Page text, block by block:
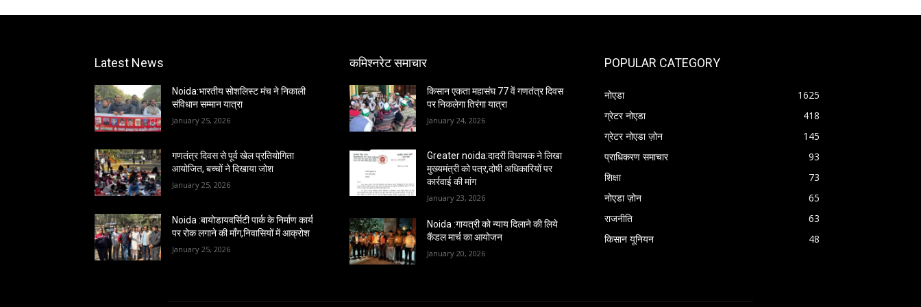
Latest News
Noida:भारतीय सोशलिस्ट मंच ने निकाली
संविधान सम्मान यात्रा
January 25, 2026
गणतंत्र दिवस से पूर्व खेल प्रतियोगिता
आयोजित, बच्चों ने दिखाया जोश
January 25, 2026
Noida :बायोडायवर्सिटी पार्क के निर्माण कार्य
पर रोक लगाने की माँग,निवासियों में आक्रोश
January 25, 2026
कमिश्नरेट समाचार
किसान एकता महासंघ 77 वें गणतंत्र दिवस
पर निकलेगा तिरंगा यात्रा
January 24, 2026
Greater noida:दादरी विधायक ने लिखा
मुख्यमंत्री को पत्र,दोषी अधिकारियों पर
कार्रवाई की मांग
January 23, 2026
Noida :गायत्री को न्याय दिलाने की लिये
कैंडल मार्च का आयोजन
January 20, 2026
POPULAR CATEGORY
नोएडा
1625
ग्रेटर नोएडा
418
ग्रेटर नोएडा ज़ोन
145
प्राधिकरण समाचार
93
शिक्षा
73
नोएडा ज़ोन
65
राजनीति
63
किसान यूनियन
48